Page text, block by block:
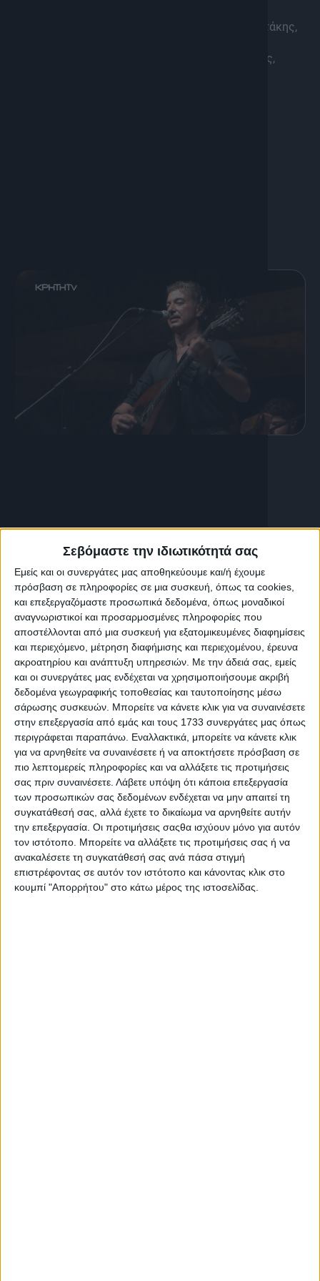
Σεβόμαστε την ιδιωτικότητά σας
Εμείς και οι συνεργάτες μας αποθηκεύουμε και/ή έχουμε
πρόσβαση σε πληροφορίες σε μια συσκευή, όπως τα cookies,
και επεξεργαζόμαστε προσωπικά δεδομένα, όπως μοναδικοί
αναγνωριστικοί και προσαρμοσμένες πληροφορίες που
αποστέλλονται από μια συσκευή για εξατομικευμένες διαφημίσεις
και περιεχόμενο, μέτρηση διαφήμισης και περιεχομένου, έρευνα
ακροατηρίου και ανάπτυξη υπηρεσιών. Με την άδειά σας, εμείς
και οι συνεργάτες μας ενδέχεται να χρησιμοποιήσουμε ακριβή
δεδομένα γεωγραφικής τοποθεσίας και ταυτοποίησης μέσω
σάρωσης συσκευών. Μπορείτε να κάνετε κλικ για να συναινέσετε
στην επεξεργασία από εμάς και τους 1733 συνεργάτες μας όπως
περιγράφεται παραπάνω. Εναλλακτικά, μπορείτε να κάνετε κλικ
για να αρνηθείτε να συναινέσετε ή να αποκτήσετε πρόσβαση σε
πιο λεπτομερείς πληροφορίες και να αλλάξετε τις προτιμήσεις
σας πριν συναινέσετε. Λάβετε υπόψη ότι κάποια επεξεργασία
των προσωπικών σας δεδομένων ενδέχεται να μην απαιτεί τη
συγκατάθεσή σας, αλλά έχετε το δικαίωμα να αρνηθείτε αυτήν
την επεξεργασία. Οι προτιμήσεις σαςθα ισχύουν μόνο για αυτόν
τον ιστότοπο. Μπορείτε να αλλάξετε τις προτιμήσεις σας ή να
ανακαλέσετε τη συγκατάθεσή σας ανά πάσα στιγμή
επιστρέφοντας σε αυτόν τον ιστότοπο και κάνοντας κλικ στο
κουμπί "Απορρήτου" στο κάτω μέρος της ιστοσελίδας.
Ερμηνεύουν: Μάνος Παπαδάκης, Γιάννης Κασσωτάκης,
Σπυροπούλου, Νίκος Λιάππης, Ηλίας Μαυραειδής,
18 Απριλίου, 2025
Λουδοβίκος των Ανωγείων: Η
γιορτή του πένθους